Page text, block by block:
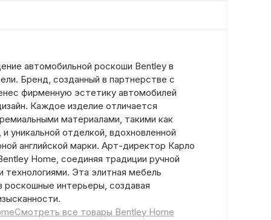
автомобильной роскоши Bentley в
Бренд, созданный в партнерстве с
фирменную эстетику автомобилей
Каждое изделие отличается
материалами, такими как
уникальной отделкой, вдохновленной
английской марки. Арт-директор Карло
Home, соединяя традиции ручной
Эта элитная мебель
роскошные интерьеры, создавая
Смотреть все товары Bentley Home